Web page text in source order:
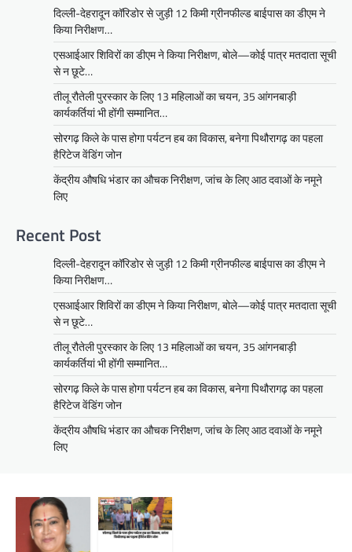
दिल्ली-देहरादून कॉरिडोर से जुड़ी 12 किमी ग्रीनफील्ड बाईपास का डीएम ने
किया निरीक्षण…
एसआईआर शिविरों का डीएम ने किया निरीक्षण, बोले—कोई पात्र मतदाता सूची
से न छूटे…
तीलू रौतेली पुरस्कार के लिए 13 महिलाओं का चयन, 35 आंगनबाड़ी
कार्यकर्तियां भी होंगी सम्मानित…
सोरगढ़ किले के पास होगा पर्यटन हब का विकास, बनेगा पिथौरागढ़ का पहला
हैरिटेज वेंडिंग जोन
केंद्रीय औषधि भंडार का औचक निरीक्षण, जांच के लिए आठ दवाओं के नमूने
लिए
Recent Post
दिल्ली-देहरादून कॉरिडोर से जुड़ी 12 किमी ग्रीनफील्ड बाईपास का डीएम ने
किया निरीक्षण…
एसआईआर शिविरों का डीएम ने किया निरीक्षण, बोले—कोई पात्र मतदाता सूची
से न छूटे…
तीलू रौतेली पुरस्कार के लिए 13 महिलाओं का चयन, 35 आंगनबाड़ी
कार्यकर्तियां भी होंगी सम्मानित…
सोरगढ़ किले के पास होगा पर्यटन हब का विकास, बनेगा पिथौरागढ़ का पहला
हैरिटेज वेंडिंग जोन
केंद्रीय औषधि भंडार का औचक निरीक्षण, जांच के लिए आठ दवाओं के नमूने
लिए